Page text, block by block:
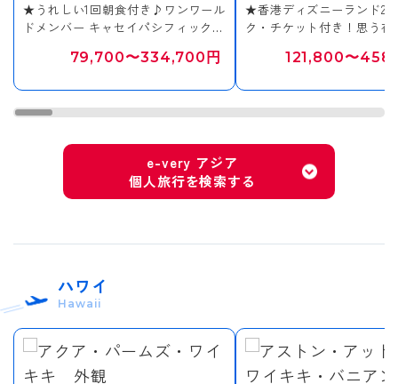
★うれしい1回朝食付き♪ワンワール
ドメンバー キャセイパシフィック航
79,700〜334,700円
★香港ディズニーランド2
ク・チケット付き！思う存
121,800〜
e-very アジア
個人旅行を検索する
ハワイ
Hawaii
17 18 19 20 21 22 23
25 26 27 29
31